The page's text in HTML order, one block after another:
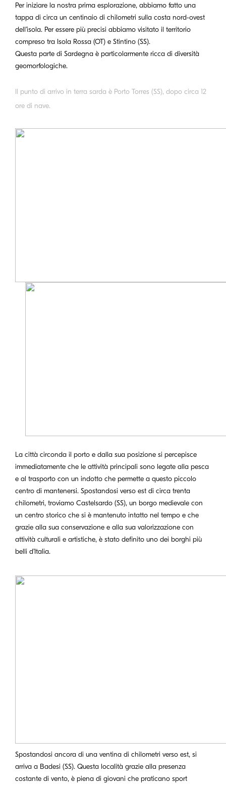
Per iniziare la nostra prima esplorazione, abbiamo fatto una
tappa di circa un centinaio di chilometri sulla costa nord-ovest
dell’isola. Per essere più precisi abbiamo visitato il territorio
compreso tra Isola Rossa (OT) e Stintino (SS).
Questa parte di Sardegna è particolarmente ricca di diversità
geomorfologiche.
Il punto di arrivo in terra sarda è Porto Torres (SS), dopo circa 12
ore di nave.
La città circonda il porto e dalla sua posizione si percepisce
immediatamente che le attività principali sono legate alla pesca
e al trasporto con un indotto che permette a questo piccolo
centro di mantenersi. Spostandosi verso est di circa trenta
chilometri, troviamo Castelsardo (SS), un borgo medievale con
un centro storico che si è mantenuto intatto nel tempo e che
grazie alla sua conservazione e alla sua valorizzazione con
attività culturali e artistiche, è stato definito uno dei borghi più
belli d’Italia.
Spostandosi ancora di una ventina di chilometri verso est, si
arriva a Badesi (SS). Questa località grazie alla presenza
costante di vento, è piena di giovani che praticano sport